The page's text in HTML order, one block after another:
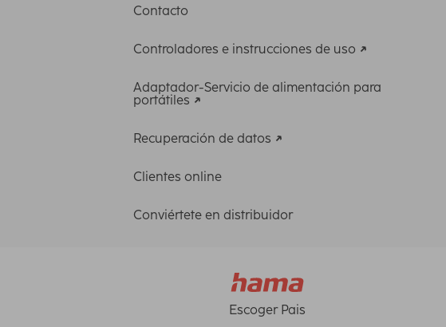
Contacto
Controladores e instrucciones de uso
Adaptador-Servicio de alimentación para
portátiles
Recuperación de datos
Clientes online
Conviértete en distribuidor
Escoger Pais